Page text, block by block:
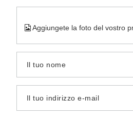
Aggiungete la foto del vostro
Il tuo nome
Il tuo indirizzo e-mail